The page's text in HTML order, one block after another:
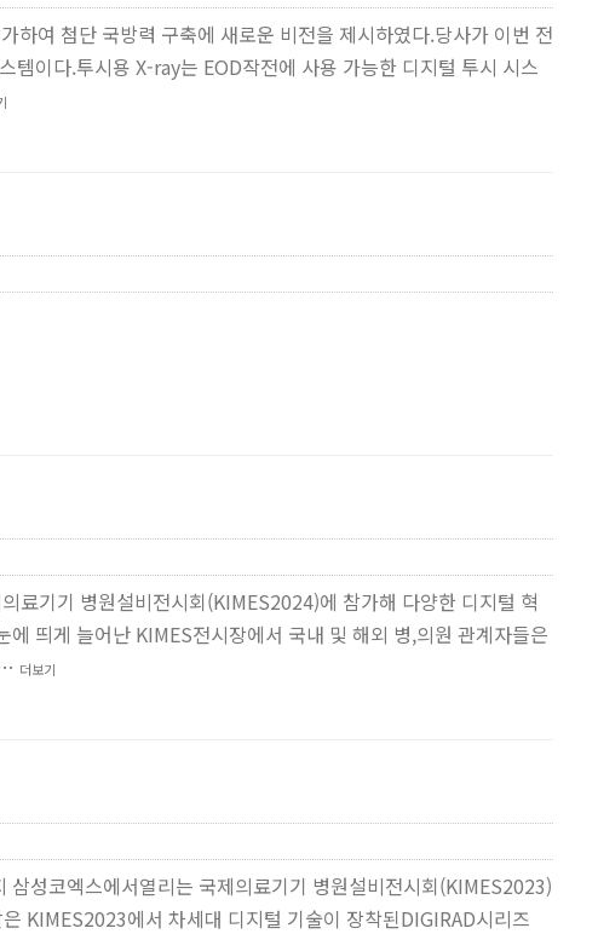
여 첨단 국방력 구축에 새로운 비전을 제시하였다.당사가 이번 전
이다.투시용 X-ray는 EOD작전에 사용 가능한 디지털 투시 시스
료기기 병원설비전시회(KIMES2024)에 참가해 다양한 디지털 혁
띄게 늘어난 KIMES전시장에서 국내 및 해외 병,의원 관계자들은
더보기
성코엑스에서열리는 국제의료기기 병원설비전시회(KIMES2023)
KIMES2023에서 차세대 디지털 기술이 장착된DIGIRAD시리즈